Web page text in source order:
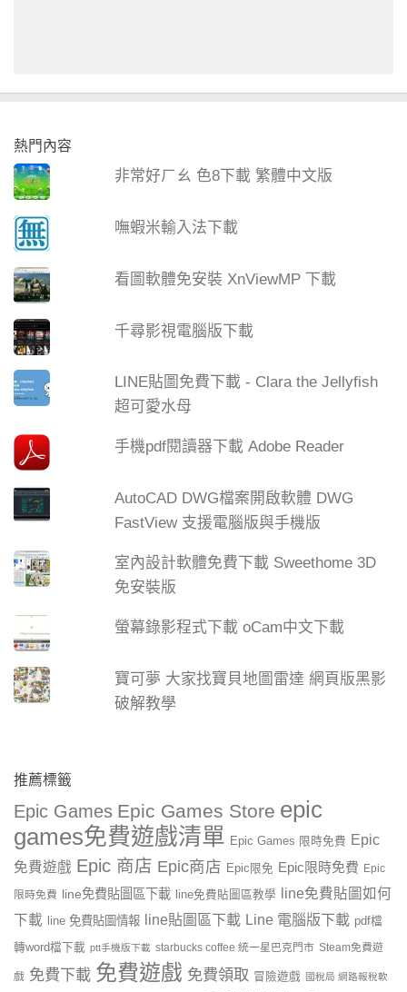
熱門內容
非常好ㄏㄠ 色8下載 繁體中文版
嘸蝦米輸入法下載
看圖軟體免安裝 XnViewMP 下載
千尋影視電腦版下載
LINE貼圖免費下載 - Clara the Jellyfish
超可愛水母
手機pdf閱讀器下載 Adobe Reader
AutoCAD DWG檔案開啟軟體 DWG
FastView 支援電腦版與手機版
室內設計軟體免費下載 Sweethome 3D
免安裝版
螢幕錄影程式下載 oCam中文下載
寶可夢 大家找寶貝地圖雷達 網頁版黑影
破解教學
推薦標籤
Epic Games Epic Games Store epic
games免費遊戲清單 Epic Games 限時免費 Epic
免費遊戲 Epic 商店 Epic商店 Epic限免 Epic限時免費 Epic
限時免費 line免費貼圖區下載 line免費貼圖區教學
line免費貼圖如何
下載 line 免費貼圖情報 line貼圖區下載 Line 電腦版下載 pdf檔
轉word檔下載 ptt手機版下載 starbucks coffee 統一星巴克門市 Steam免費遊
戲 免費下載 免費遊戲 免費領取 冒險遊戲 國稅局 網路報稅軟